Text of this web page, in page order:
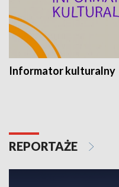
Informator kulturalny
REPORTAŻE